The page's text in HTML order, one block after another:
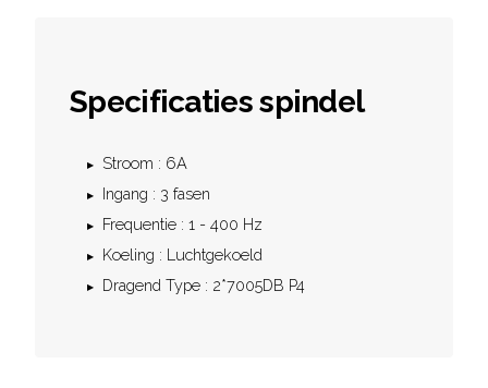
Specificaties spindel
Stroom : 6A
Ingang : 3 fasen
Frequentie : 1 - 400 Hz
Koeling : Luchtgekoeld
Dragend Type : 2*7005DB P4